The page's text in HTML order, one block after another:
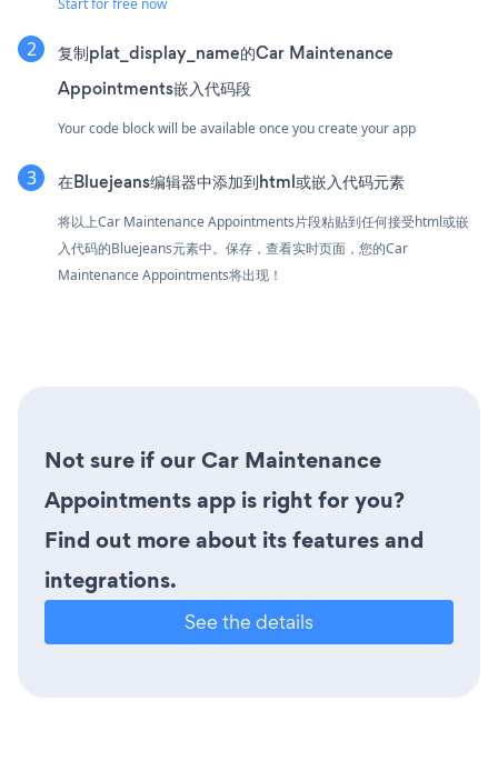
复制plat_display_name的Car Maintenance
Appointments嵌入代码段
Your code block will be available once you create your app
在Bluejeans编辑器中添加到html或嵌入代码元素
将以上Car Maintenance Appointments片段粘贴到任何接受html或嵌
入代码的Bluejeans元素中。保存，查看实时页面，您的Car
Maintenance Appointments将出现！
Not sure if our Car Maintenance
Appointments app is right for you?
Find out more about its features and
integrations.
See the details